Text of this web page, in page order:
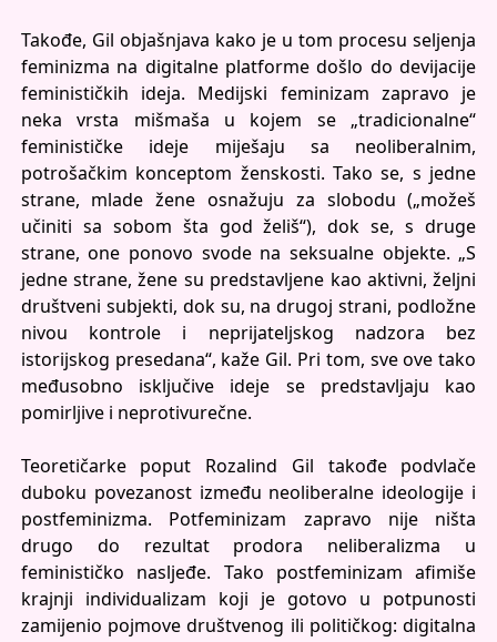
Takođe, Gil objašnjava kako je u tom procesu seljenja
feminizma na digitalne platforme došlo do devijacije
feminističkih ideja. Medijski feminizam zapravo je
neka vrsta mišmaša u kojem se „tradicionalne“
feminističke ideje miješaju sa neoliberalnim,
potrošačkim konceptom ženskosti. Tako se, s jedne
strane, mlade žene osnažuju za slobodu („možeš
učiniti sa sobom šta god želiš“), dok se, s druge
strane, one ponovo svode na seksualne objekte. „S
jedne strane, žene su predstavljene kao aktivni, željni
društveni subjekti, dok su, na drugoj strani, podložne
nivou kontrole i neprijateljskog nadzora bez
istorijskog presedana“, kaže Gil. Pri tom, sve ove tako
međusobno isključive ideje se predstavljaju kao
pomirljive i neprotivurečne.
Teoretičarke poput Rozalind Gil takođe podvlače
duboku povezanost između neoliberalne ideologije i
postfeminizma. Potfeminizam zapravo nije ništa
drugo do rezultat prodora neliberalizma u
feminističko nasljeđe. Tako postfeminizam afimiše
krajnji individualizam koji je gotovo u potpunosti
zamijenio pojmove društvenog ili političkog: digitalna